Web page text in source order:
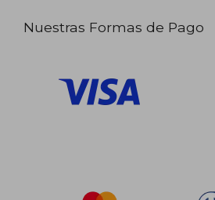
Nuestras Formas de Pago